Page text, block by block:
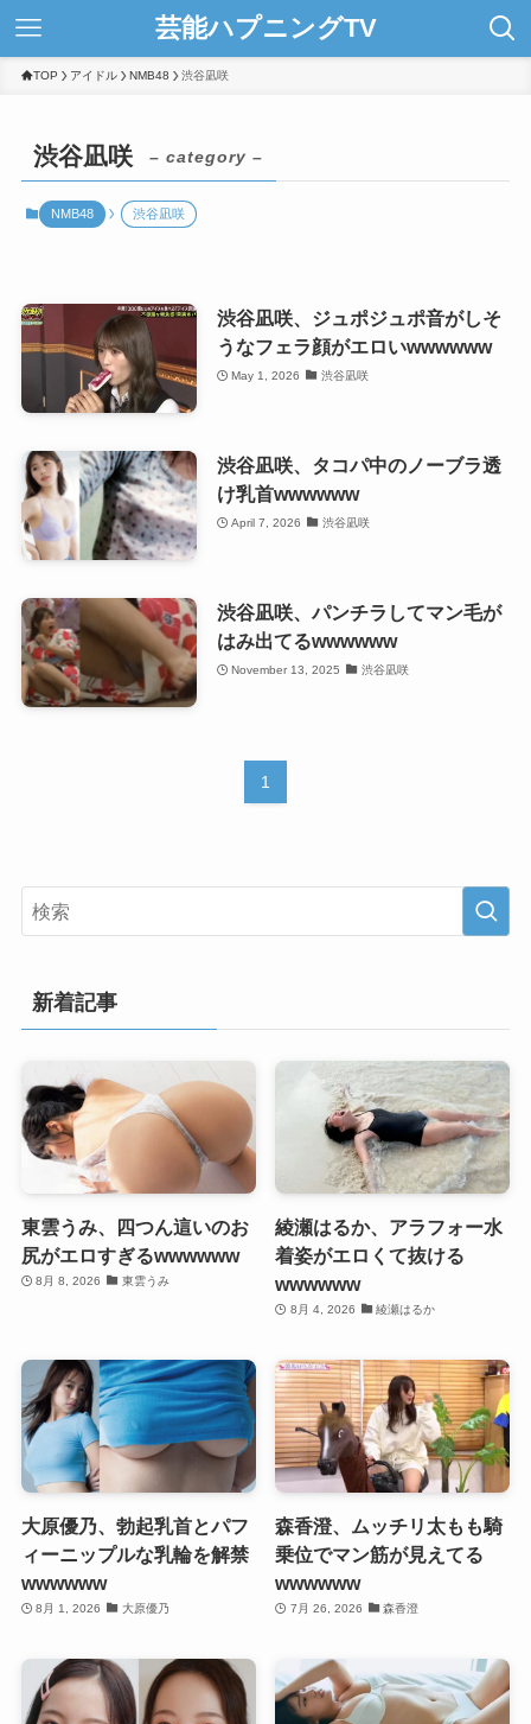
芸能ハプニングTV
TOP アイドル NMB48 渋谷凪咲
渋谷凪咲 – category –
NMB48 渋谷凪咲
渋谷凪咲、ジュポジュポ音がしそ
うなフェラ顔がエロいwwwwww
May 1, 2026 渋谷凪咲
渋谷凪咲、タコパ中のノーブラ透
け乳首wwwwww
April 7, 2026 渋谷凪咲
渋谷凪咲、パンチラしてマン毛が
はみ出てるwwwwww
November 13, 2025 渋谷凪咲
1
新着記事
東雲うみ、四つん這いのお
尻がエロすぎるwwwwww
8月 8, 2026 東雲うみ
綾瀬はるか、アラフォー水
着姿がエロくて抜ける
wwwwww
8月 4, 2026 綾瀬はるか
大原優乃、勃起乳首とパフ
ィーニップルな乳輪を解禁
wwwwww
8月 1, 2026 大原優乃
森香澄、ムッチリ太もも騎
乗位でマン筋が見えてる
wwwwww
7月 26, 2026 森香澄